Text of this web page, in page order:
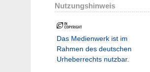
Nutzungshinweis
Das Medienwerk ist im
Rahmen des deutschen
Urheberrechts nutzbar.